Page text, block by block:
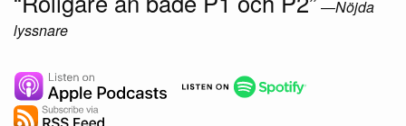
—Nöjda
lyssnare